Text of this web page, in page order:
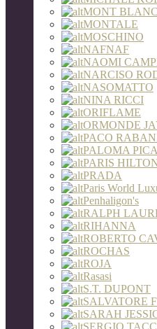
MONT BLANC
MONTALE
MOSCHINO
NAFNAF
NAOMI
NARCISO
NASOMATTO
NINA RICCI
ORIFLAME
ORMONDE
PACO
PALOMA
PARIS
PRADA
Paris World
Penhaligon's
RALPH
RIHANNA
ROBERTO
ROCHAS
ROJA
Rasasi
S.T. DUPONT
SALVATORE
SARAH
SERGIO